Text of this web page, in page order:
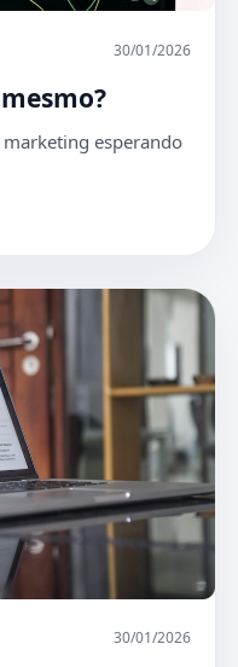
30/01/2026
esperando
30/01/2026